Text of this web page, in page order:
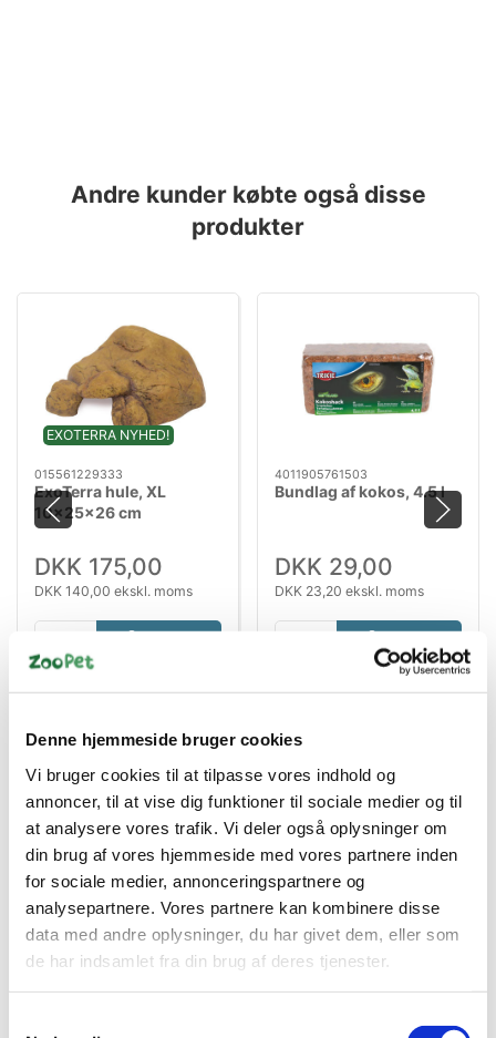
Denne hjemmeside bruger cookies
Vi bruger cookies til at tilpasse vores indhold og
annoncer, til at vise dig funktioner til sociale medier og til
at analysere vores trafik. Vi deler også oplysninger om
din brug af vores hjemmeside med vores partnere inden
for sociale medier, annonceringspartnere og
analysepartnere. Vores partnere kan kombinere disse
data med andre oplysninger, du har givet dem, eller som
de har indsamlet fra din brug af deres tjenester.
Andre kunder købte også disse
produkter
EXOTERRA NYHED!
015561229333
ExoTerra hule, XL
10x25x26 cm
DKK 175,00
DKK 140,00 ekskl. moms
På lager
4011905761503
Bundlag af kokos, 4.5 l
DKK 29,00
DKK 23,20 ekskl. moms
Information Specifikationer